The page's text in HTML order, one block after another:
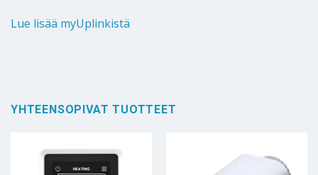
Lue lisää myUplinkistä
YHTEENSOPIVAT TUOTTEET